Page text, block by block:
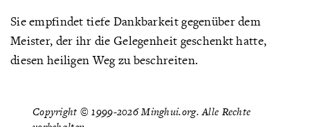
Sie empfindet tiefe Dankbarkeit gegenüber dem
Meister, der ihr die Gelegenheit geschenkt hatte,
diesen heiligen Weg zu beschreiten.
Copyright © 1999-2026 Minghui.org. Alle Rechte